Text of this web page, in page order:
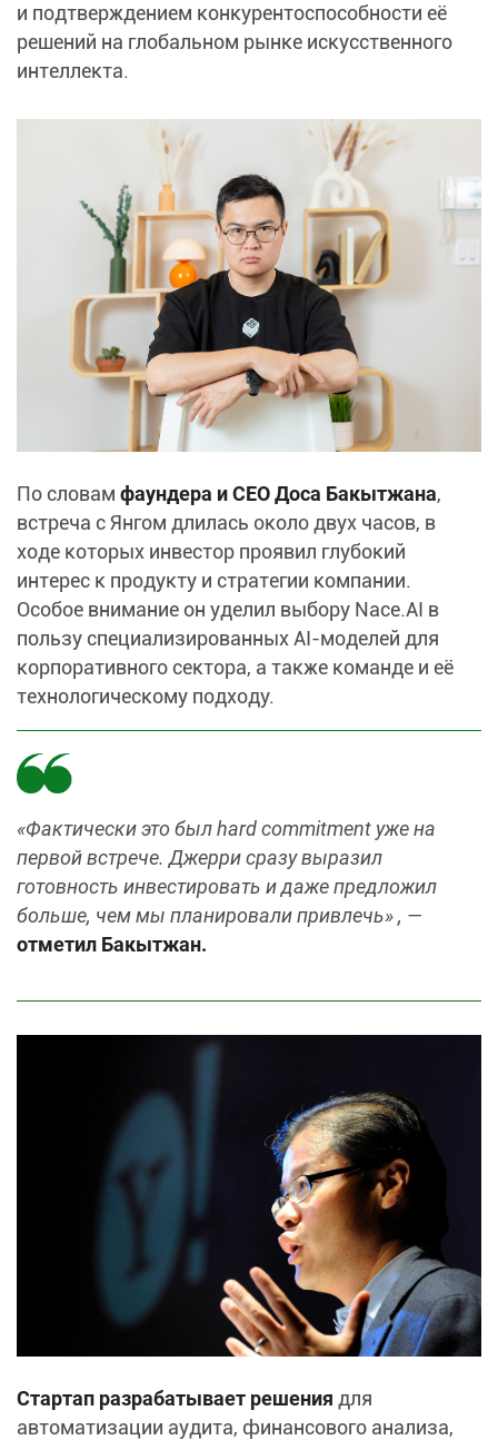
и подтверждением конкурентоспособности её
решений на глобальном рынке искусственного
интеллекта.
По словам фаундера и CEO Доса Бакытжана,
встреча с Янгом длилась около двух часов, в
ходе которых инвестор проявил глубокий
интерес к продукту и стратегии компании.
Особое внимание он уделил выбору Nace.AI в
пользу специализированных AI-моделей для
корпоративного сектора, а также команде и её
технологическому подходу.
«Фактически это был hard commitment уже на
первой встрече. Джерри сразу выразил
готовность инвестировать и даже предложил
больше, чем мы планировали привлечь» , —
отметил Бакытжан.
Стартап разрабатывает решения для
автоматизации аудита, финансового анализа,